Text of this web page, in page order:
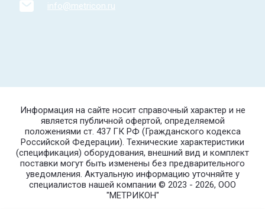
info@metricon.ru
Информация на сайте носит справочный характер и не
является публичной офертой, определяемой
положениями ст. 437 ГК РФ (Гражданского кодекса
Российской Федерации). Технические характеристики
(спецификация) оборудования, внешний вид и комплект
поставки могут быть изменены без предварительного
уведомления. Актуальную информацию уточняйте у
специалистов нашей компании © 2023 - 2026, ООО
"МЕТРИКОН"